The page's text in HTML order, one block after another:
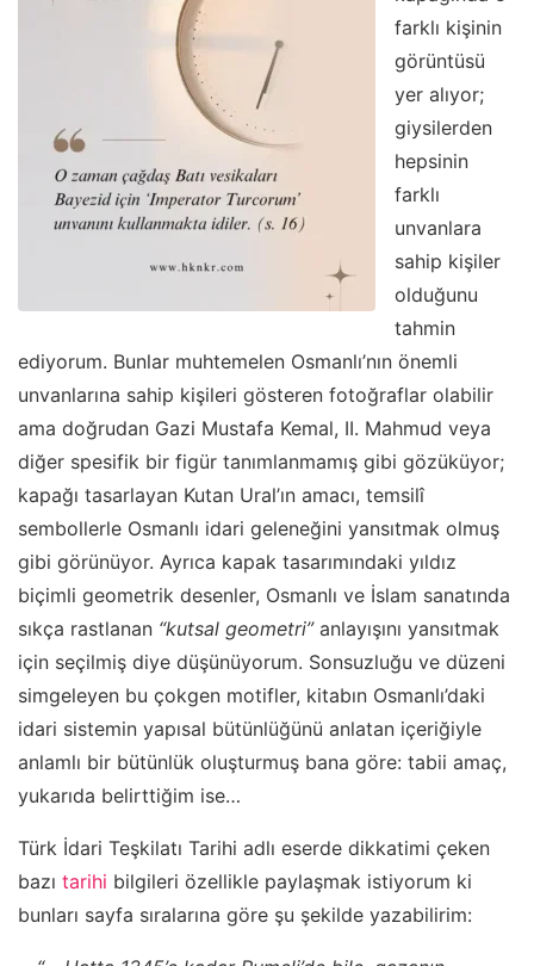
farklı kişinin
görüntüsü
yer alıyor;
giysilerden
hepsinin
farklı
unvanlara
sahip kişiler
olduğunu
tahmin
ediyorum. Bunlar muhtemelen Osmanlı’nın önemli
unvanlarına sahip kişileri gösteren fotoğraflar olabilir
ama doğrudan Gazi Mustafa Kemal, II. Mahmud veya
diğer spesifik bir figür tanımlanmamış gibi gözüküyor;
kapağı tasarlayan Kutan Ural’ın amacı, temsilî
sembollerle Osmanlı idari geleneğini yansıtmak olmuş
gibi görünüyor. Ayrıca kapak tasarımındaki yıldız
biçimli geometrik desenler, Osmanlı ve İslam sanatında
sıkça rastlanan “kutsal geometri”anlayışını yansıtmak
için seçilmiş diye düşünüyorum. Sonsuzluğu ve düzeni
simgeleyen bu çokgen motifler, kitabın Osmanlı’daki
idari sistemin yapısal bütünlüğünü anlatan içeriğiyle
anlamlı bir bütünlük oluşturmuş bana göre: tabii amaç,
yukarıda belirttiğim ise…
Türk İdari Teşkilatı Tarihi adlı eserde dikkatimi çeken
bazı tarihi bilgileri özellikle paylaşmak istiyorum ki
bunları sayfa sıralarına göre şu şekilde yazabilirim: